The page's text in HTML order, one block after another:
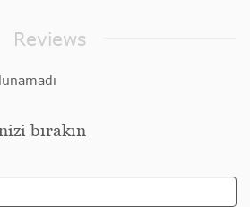
Reviews
bırakın